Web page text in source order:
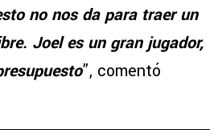
no nos da para traer un
Joel es un gran jugador,
”, comentó